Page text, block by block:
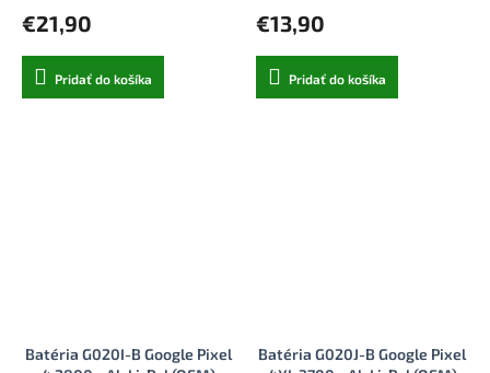
€21,90
Pridať do košíka
€13,90
Pridať do košíka
Batéria G020I-B Google Pixel
Batéria G020J-B Google Pixel